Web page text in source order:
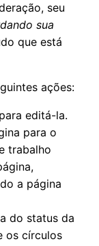
seu
sua
que está
ações:
editá-la.
para o
trabalho
a página
do status da
os círculos